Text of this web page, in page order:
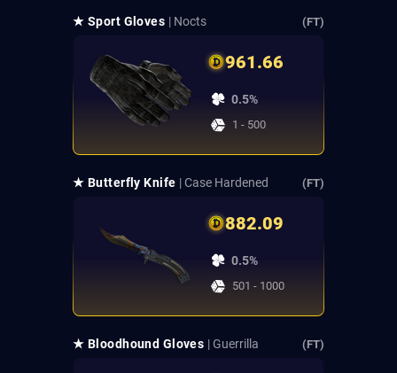
★ Sport Gloves | Nocts (FT)
961.66
0.5%
1 - 500
★ Butterfly Knife | Case Hardened (FT)
882.09
0.5%
501 - 1000
★ Bloodhound Gloves | Guerrilla (FT)